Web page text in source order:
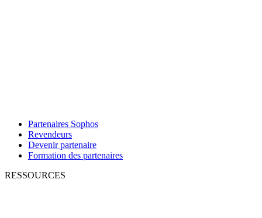
Partenaires Sophos
Revendeurs
Devenir partenaire
Formation des partenaires
RESSOURCES